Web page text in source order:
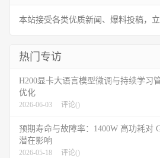
本站接受各类优质新闻、爆料投稿，
热门专访
H200显卡大语言模型微调与持续学习
优化
2026-06-03 评论()
预期寿命与故障率：1400W 高功耗对
潜在影响
2026-05-18 评论()